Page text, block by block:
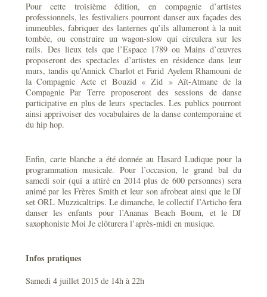
Pour cette troisième édition, en compagnie d’artistes
professionnels, les festivaliers pourront danser aux façades des
immeubles, fabriquer des lanternes qu’ils allumeront à la nuit
tombée, ou construire un wagon-slow qui circulera sur les
rails. Des lieux tels que l’Espace 1789 ou Mains d’œuvres
proposeront des spectacles d’artistes en résidence dans leur
murs, tandis qu’Annick Charlot et Farid Ayelem Rhamouni de
la Compagnie Acte et Bouzid « Zid » Aït-Atmane de la
Compagnie Par Terre proposeront des sessions de danse
participative en plus de leurs spectacles. Les publics pourront
ainsi apprivoiser des vocabulaires de la danse contemporaine et
du hip hop.
Enfin, carte blanche a été donnée au Hasard Ludique pour la
programmation musicale. Pour l’occasion, le grand bal du
samedi soir (qui a attiré en 2014 plus de 600 personnes) sera
animé par les Frères Smith et leur son afrobeat ainsi que le DJ
set ORL Muzzicaltrips. Le dimanche, le collectif l’Articho fera
danser les enfants pour l’Ananas Beach Boum, et le DJ
saxophoniste Moi Je clôturera l’après-midi en musique.
Infos pratiques
Samedi 4 juillet 2015 de 14h à 22h